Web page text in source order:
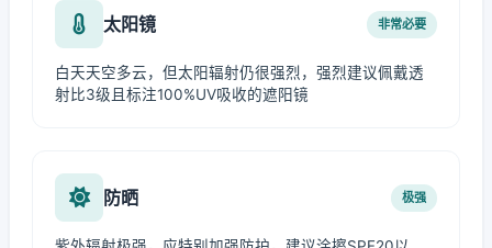
太阳镜 非常必要
白天天空多云，但太阳辐射仍很强烈，强烈建议佩戴透
射比3级且标注100%UV吸收的遮阳镜
防晒 极强